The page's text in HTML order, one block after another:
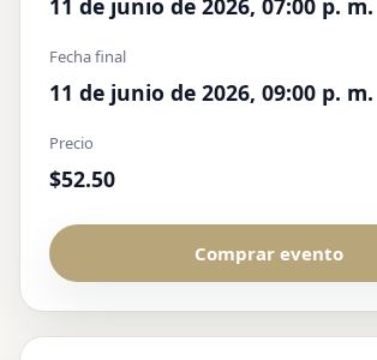
Fecha final
11 de junio de 2026, 09:00 p. m.
Precio
$52.50
Comprar evento